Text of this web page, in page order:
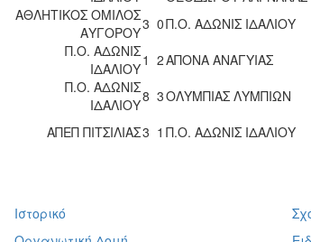
ΑΘΛΗΤΙΚΟΣ ΟΜΙΛΟΣ
ΑΥΓΟΡΟΥ3 0Π.Ο. ΑΔΩΝΙΣ ΙΔΑΛΙΟΥ
Π.Ο. ΑΔΩΝΙΣ
ΙΔΑΛΙΟΥ1 2ΑΠΟΝΑ ΑΝΑΓΥΙΑΣ
Π.Ο. ΑΔΩΝΙΣ
ΙΔΑΛΙΟΥ8 3ΟΛΥΜΠΙΑΣ ΛΥΜΠΙΩΝ
ΑΠΕΠ ΠΙΤΣΙΛΙΑΣ3 1 Π.Ο. ΑΔΩΝΙΣ ΙΔΑΛΙΟΥ
Ιστορικό